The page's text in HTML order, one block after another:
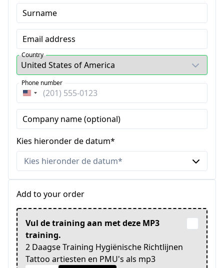
Surname
Email address
Country
United
States
+1
Phone number
Company name (optional)
Kies hieronder de datum*
Add to your order
Vul de training aan met deze MP3
training.
2 Daagse Training Hygiënische Richtlijnen
Tattoo artiesten en PMU's als mp3